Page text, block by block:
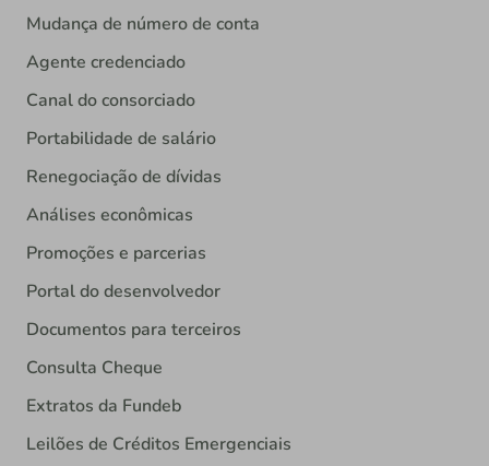
Mudança de número de conta
Agente credenciado
Canal do consorciado
Portabilidade de salário
Renegociação de dívidas
Análises econômicas
Promoções e parcerias
Portal do desenvolvedor
Documentos para terceiros
Consulta Cheque
Extratos da Fundeb
Leilões de Créditos Emergenciais